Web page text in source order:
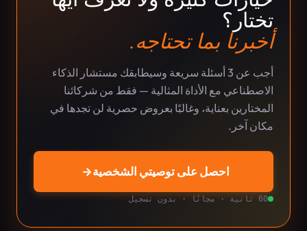
تختار؟
أخبرنا بما تحتاجه.
أجب عن 3 أسئلة سريعة وسيطابقك مستشار الذكاء
الاصطناعي مع الأداة المثالية — فقط من شركائنا
المختارين بعناية، وغالبًا بعروض حصرية لن تجدها في
مكان آخر.
احصل على توصيتي الشخصية→
60 ثانية · مجانًا · بدون تسجيل